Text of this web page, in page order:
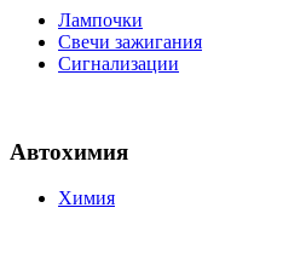
Лампочки
Свечи зажигания
Сигнализации
Автохимия
Химия